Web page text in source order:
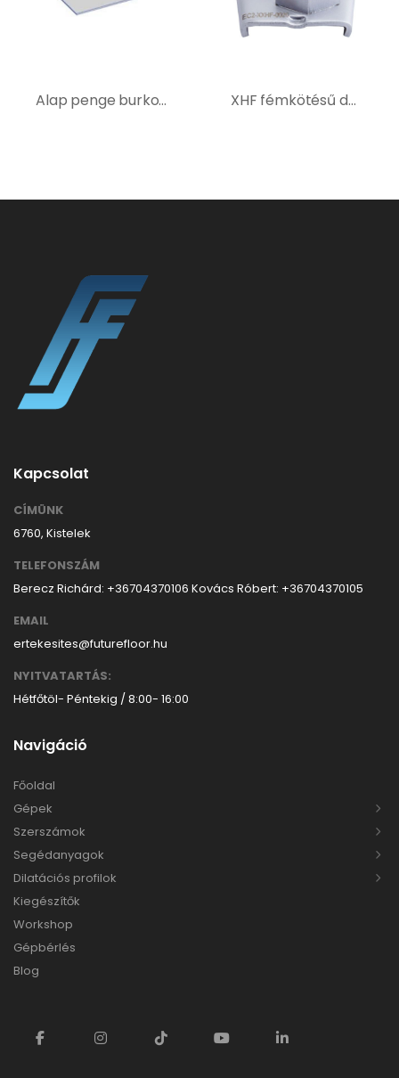
Alap penge burkolatbontó géphez – 400110 XHF fémkötésű dupla szegmenses gyémántszerszám, Nagyon kemény betonra – Fehér
Kapcsolat
CÍMÜNK
6760, Kistelek
TELEFONSZÁM
Berecz Richárd: +36704370106 Kovács Róbert: +36704370105
EMAIL
ertekesites@futurefloor.hu
NYITVATARTÁS:
Hétfőtöl- Péntekig / 8:00- 16:00
Navigáció
Főoldal
Gépek
Szerszámok
Segédanyagok
Dilatációs profilok
Kiegészítők
Workshop
Gépbérlés
Blog